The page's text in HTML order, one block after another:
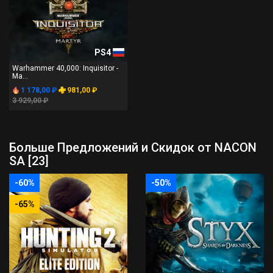
PS4
Warhammer 40,000: Inquisitor -
Ma...
1 178,00 ₽
981,00 ₽
3 929,00 ₽
Больше Предложений и Скидок от NACON
SA [23]
-60%
-65%
-50%